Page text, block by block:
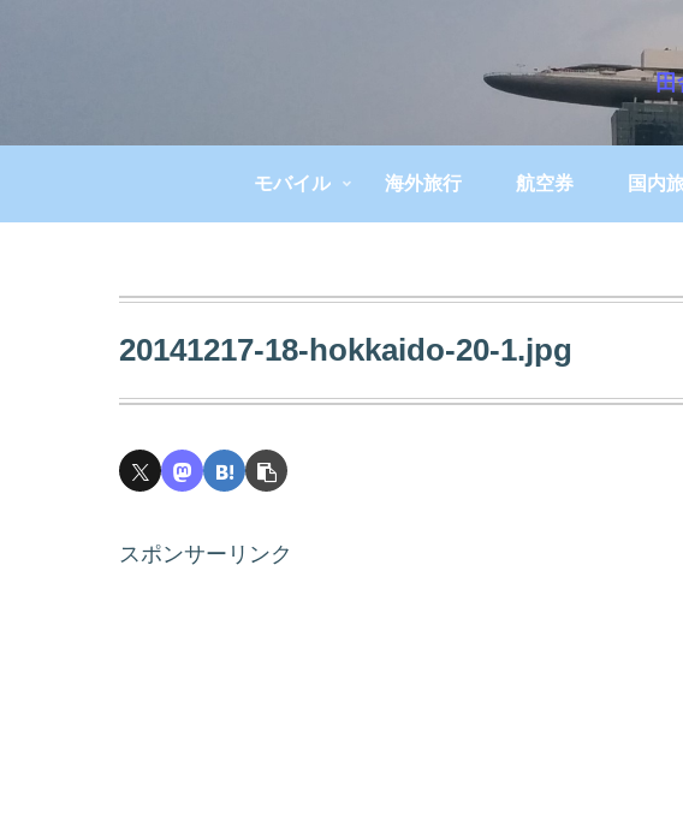
田
モバイル 海外旅行 航空券 国内
20141217-18-hokkaido-20-1.jpg
スポンサーリンク